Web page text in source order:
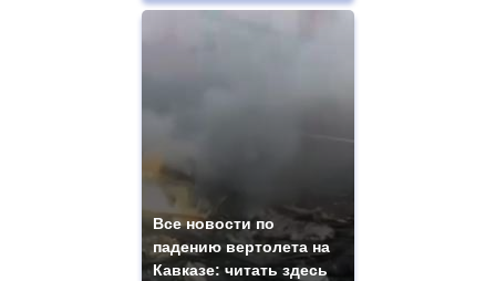
Все новости по
падению вертолета на
Кавказе: читать здесь